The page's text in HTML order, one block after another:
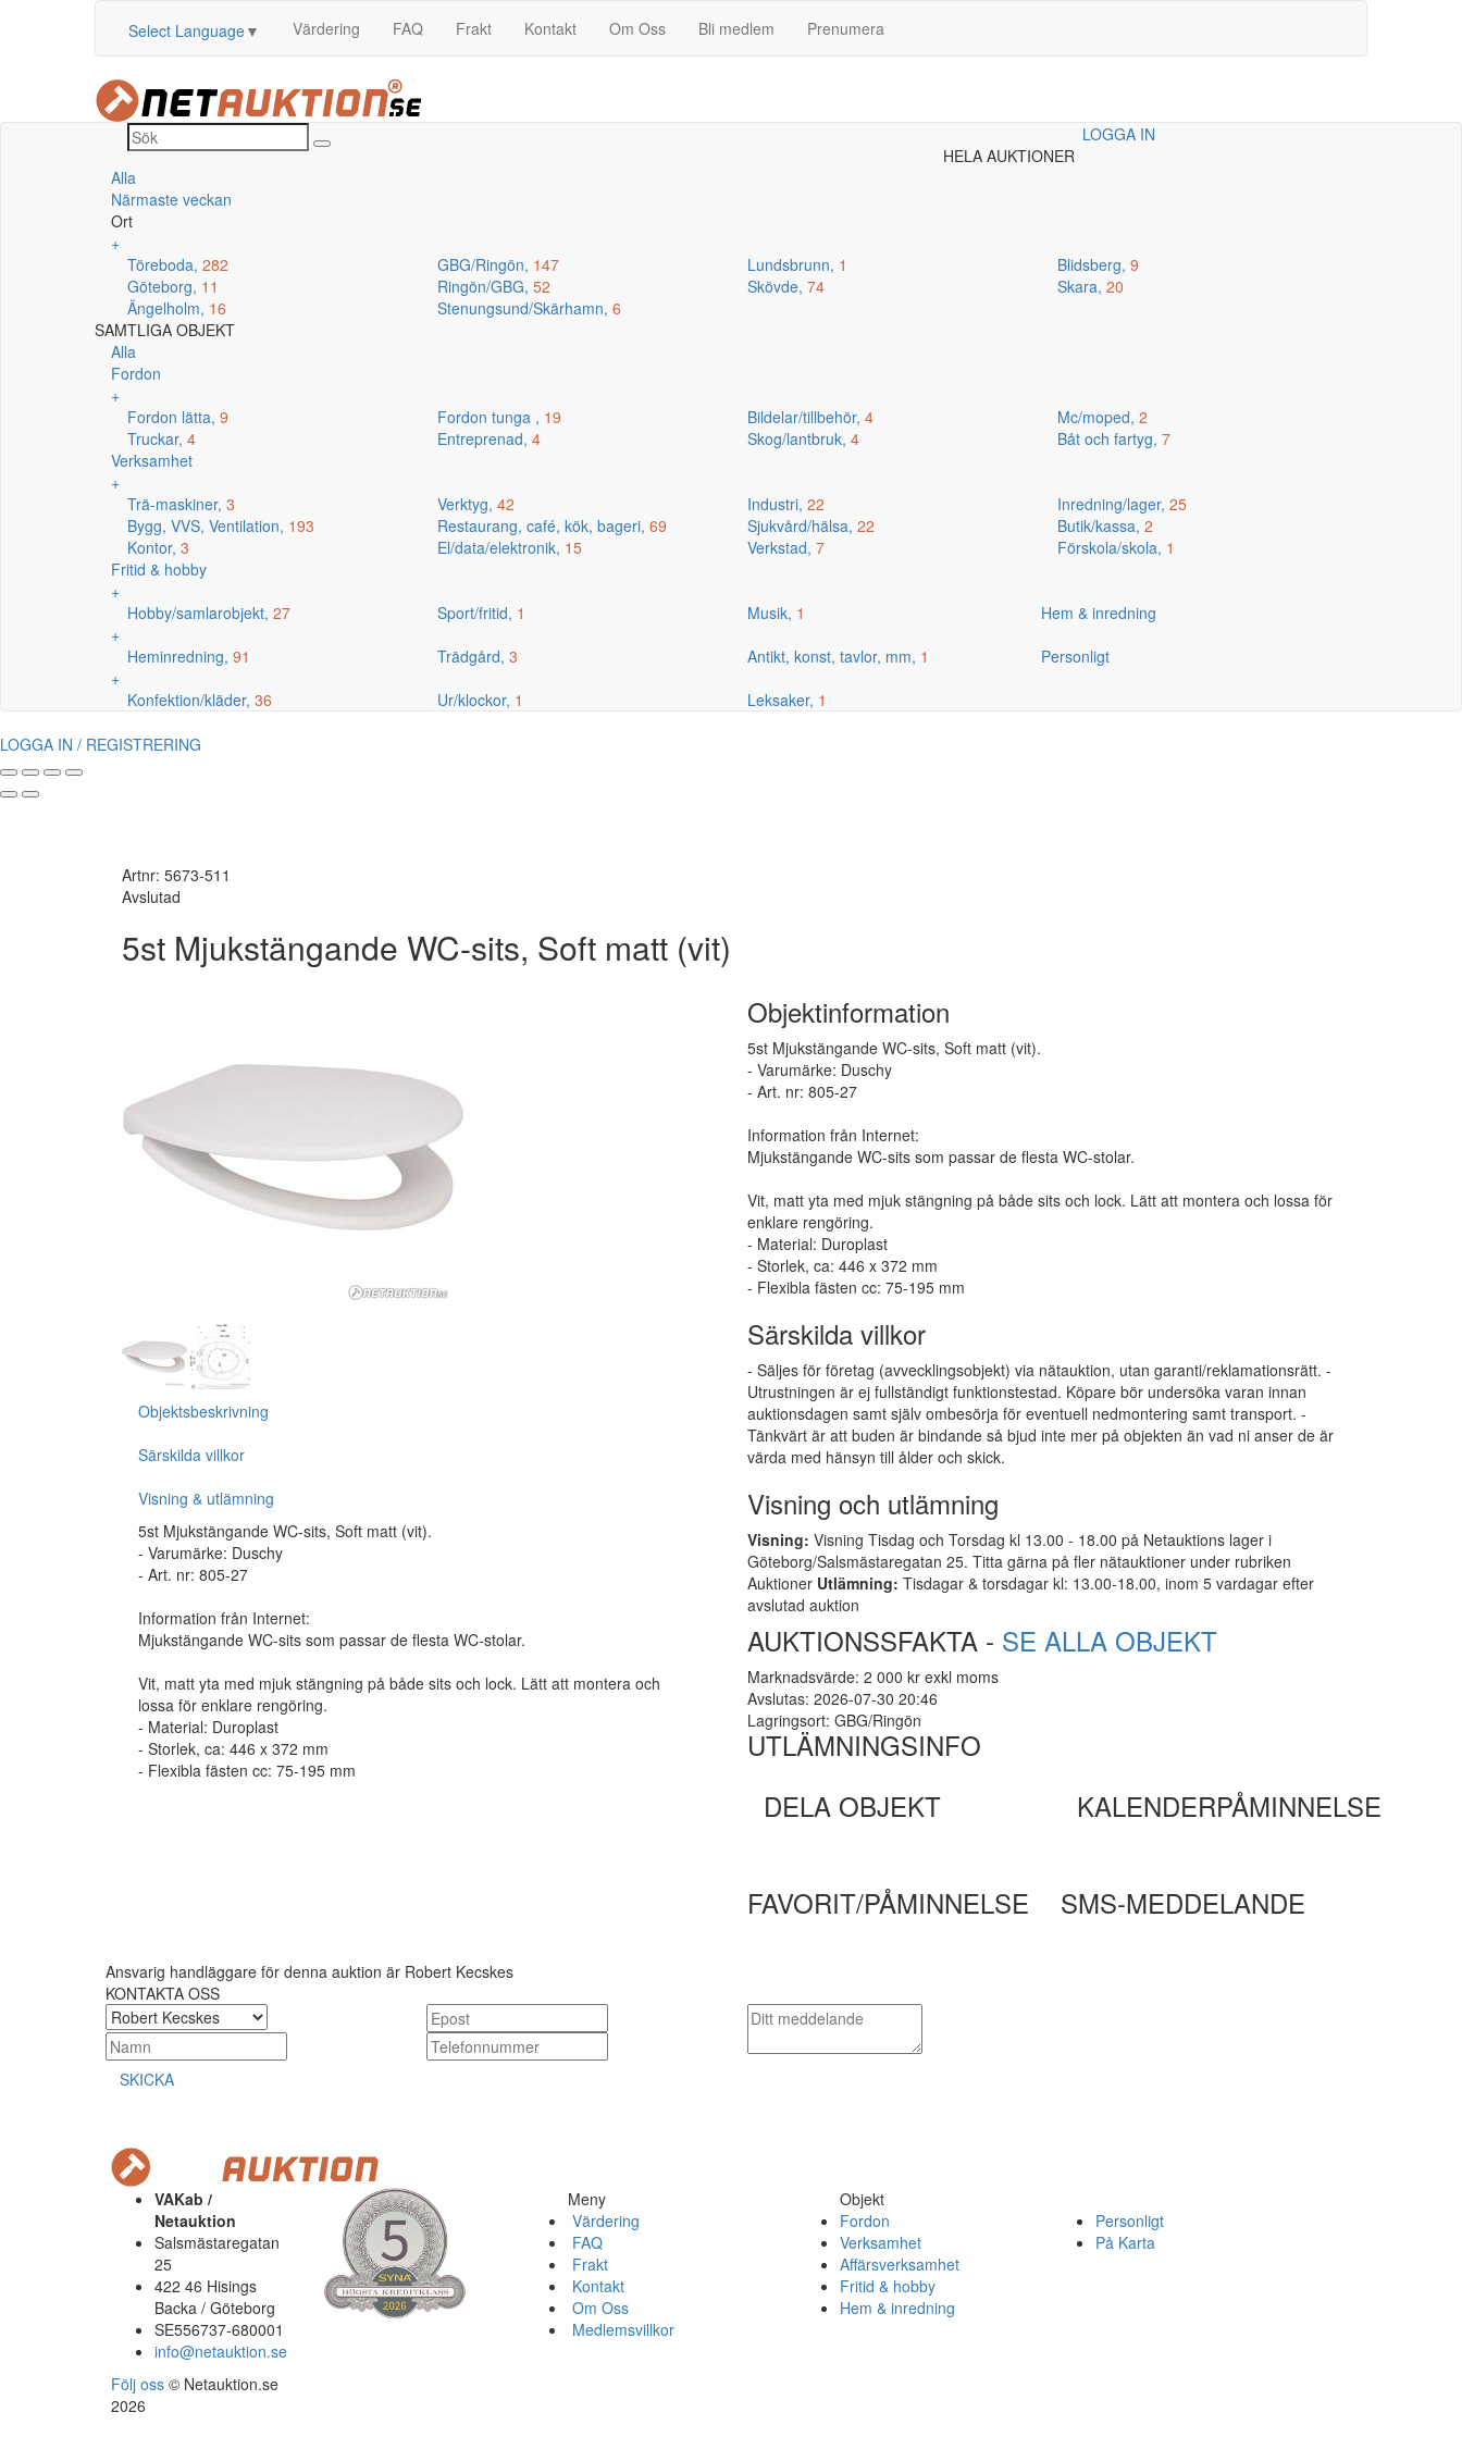
Select Language▼ Värdering FAQ Frakt Kontakt Om Oss Bli medlem Prenumera
LOGGA IN
HELA AUKTIONER
Alla
Närmaste veckan
Ort
+
Töreboda, 282 GBG/Ringön, 147 Lundsbrunn, 1 Blidsberg, 9
Göteborg, 11 Ringön/GBG, 52 Skövde, 74 Skara, 20
Ängelholm, 16 Stenungsund/Skärhamn, 6
SAMTLIGA OBJEKT
Alla
Fordon
+
Fordon lätta, 9 Fordon tunga , 19 Bildelar/tillbehör, 4 Mc/moped, 2
Truckar, 4 Entreprenad, 4 Skog/lantbruk, 4 Båt och fartyg, 7
Verksamhet
+
Trä-maskiner, 3 Verktyg, 42 Industri, 22 Inredning/lager, 25
Bygg, VVS, Ventilation, 193 Restaurang, café, kök, bageri, 69 Sjukvård/hälsa, 22 Butik/kassa, 2
Kontor, 3 El/data/elektronik, 15 Verkstad, 7 Förskola/skola, 1
Fritid & hobby
+
Hobby/samlarobjekt, 27 Sport/fritid, 1 Musik, 1
Hem & inredning
+
Heminredning, 91 Trädgård, 3 Antikt, konst, tavlor, mm, 1
Personligt
+
Konfektion/kläder, 36 Ur/klockor, 1 Leksaker, 1
LOGGA IN / REGISTRERING
Artnr: 5673-511
Avslutad
5st Mjukstängande WC-sits, Soft matt (vit)
Objektsbeskrivning
Särskilda villkor
Visning & utlämning
5st Mjukstängande WC-sits, Soft matt (vit).
- Varumärke: Duschy
- Art. nr: 805-27
Information från Internet:
Mjukstängande WC-sits som passar de flesta WC-stolar.
Vit, matt yta med mjuk stängning på både sits och lock. Lätt att montera och
lossa för enklare rengöring.
- Material: Duroplast
- Storlek, ca: 446 x 372 mm
- Flexibla fästen cc: 75-195 mm
Objektinformation
5st Mjukstängande WC-sits, Soft matt (vit).
- Varumärke: Duschy
- Art. nr: 805-27
Information från Internet:
Mjukstängande WC-sits som passar de flesta WC-stolar.
Vit, matt yta med mjuk stängning på både sits och lock. Lätt att montera och lossa för
enklare rengöring.
- Material: Duroplast
- Storlek, ca: 446 x 372 mm
- Flexibla fästen cc: 75-195 mm
Särskilda villkor
- Säljes för företag (avvecklingsobjekt) via nätauktion, utan garanti/reklamationsrätt. -
Utrustningen är ej fullständigt funktionstestad. Köpare bör undersöka varan innan
auktionsdagen samt själv ombesörja för eventuell nedmontering samt transport. -
Tänkvärt är att buden är bindande så bjud inte mer på objekten än vad ni anser de är
värda med hänsyn till ålder och skick.
Visning och utlämning
Visning: Visning Tisdag och Torsdag kl 13.00 - 18.00 på Netauktions lager i
Göteborg/Salsmästaregatan 25. Titta gärna på fler nätauktioner under rubriken
Auktioner Utlämning: Tisdagar & torsdagar kl: 13.00-18.00, inom 5 vardagar efter
avslutad auktion
AUKTIONSSFAKTA - SE ALLA OBJEKT
Marknadsvärde: 2 000 kr exkl moms
Avslutas: 2026-07-30 20:46
Lagringsort: GBG/Ringön
UTLÄMNINGSINFO
DELA OBJEKT
KALENDERPÅMINNELSE
FAVORIT/PÅMINNELSE SMS-MEDDELANDE
Ansvarig handläggare för denna auktion är Robert Kecskes
KONTAKTA OSS
SKICKA
VAKab /
Netauktion
Salsmästaregatan
25
422 46 Hisings
Backa / Göteborg
SE556737-680001
info@netauktion.se
Följ oss © Netauktion.se
2026
Meny
Värdering
FAQ
Frakt
Kontakt
Om Oss
Medlemsvillkor
Objekt
Fordon
Verksamhet
Affärsverksamhet
Fritid & hobby
Hem & inredning
Personligt
På Karta